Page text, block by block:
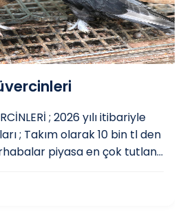
; 2026 yılı itibariyle
; Takım olarak 10 bin tl den
piyasa en çok tutlan...